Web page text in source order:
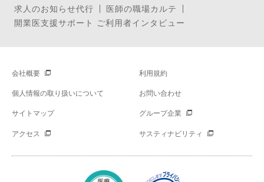
求人のお知らせ代行
医師の職場カルテ
開業医支援サポート ご利用者インタビュー
会社概要 利用規約
個人情報の取り扱いについて お問い合わせ
サイトマップ グループ企業
アクセス サスティナビリティ